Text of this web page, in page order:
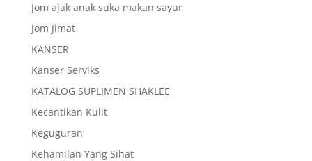
Jom ajak anak suka makan sayur
Jom Jimat
KANSER
Kanser Serviks
KATALOG SUPLIMEN SHAKLEE
Kecantikan Kulit
Keguguran
Kehamilan Yang Sihat